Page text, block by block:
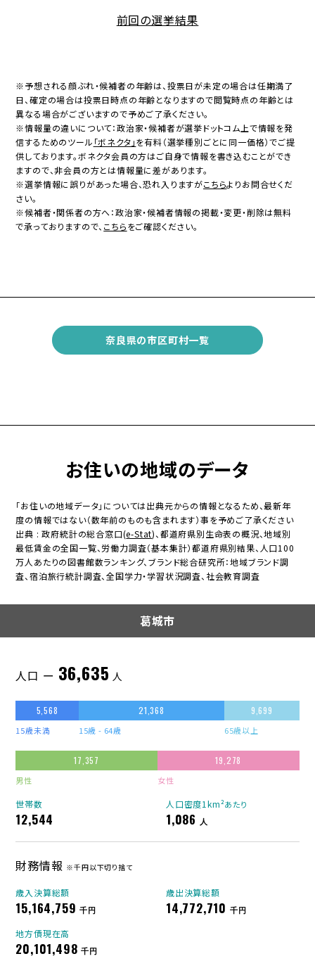
前回の選挙結果
※予想される顔ぶれ・候補者の年齢は、投票日が未定の場合は任期満了
日、確定の場合は投票日時点の年齢となりますので閲覧時点の年齢とは
異なる場合がございますので予めご了承ください。
※情報量の違いについて：政治家・候補者が選挙ドットコム上で情報を発
信するためのツール 「ボネクタ」を有料（選挙種別ごとに同一価格）でご提
供しております。ボネクタ会員の方はご自身で情報を書き込むことができ
ますので、非会員の方とは情報量に差があります。
※選挙情報に誤りがあった場合、恐れ入りますがこちらよりお問合せくだ
さい。
※候補者・関係者の方へ：政治家・候補者情報の掲載・変更・削除は無料
で承っておりますので、 こちらをご確認ください。
奈良県の市区町村一覧
お住いの地域のデータ
「お住いの地域データ」については出典元からの情報となるため、最新年
度の情報ではない（数年前のものも含まれます）事を予めご了承ください
出典 : 政府統計の総合窓口(e-Stat)、都道府県別生命表の概況、地域別
最低賃金の全国一覧、労働力調査（基本集計）都道府県別結果、人口100
万人あたりの図書館数ランキング、ブランド総合研究所：地域ブランド調
査、宿泊旅行統計調査、全国学力・学習状況調査、社会教育調査
葛城市
人口 ー 36,635 人
5,568
15歳未満
21,368
15歳 - 64歳
9,699
65歳以上
17,357
男性
19,278
女性
世帯数
12,544
人口密度1km²あたり
1,086 人
財務情報 ※千円以下切り捨て
歳入決算総額
15,164,759 千円
歳出決算総額
14,772,710 千円
地方債現在高
20,101,498 千円